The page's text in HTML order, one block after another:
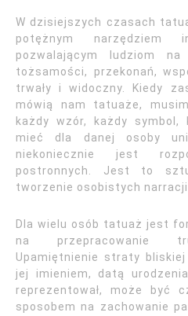
W dzisiejszych czasach
potężnym narzędziem
pozwalającym ludziom
tożsamości, przekonań,
trwały i widoczny. Kiedy
mówią nam tatuaże,
każdy wzór, każdy
mieć dla danej osoby
niekoniecznie jest
postronnych. Jest to
tworzenie osobistych narracji
Dla wielu osób tatuaż jest
na przepracowanie
Upamiętnienie straty
jej imieniem, datą
reprezentował, może być
sposobem na zachowanie